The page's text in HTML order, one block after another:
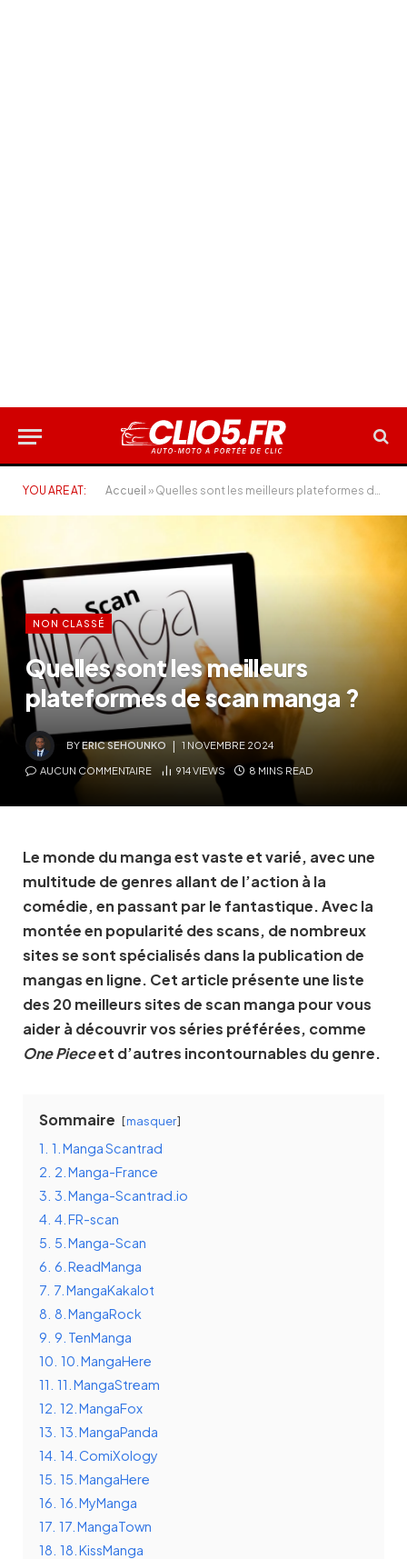
YOU ARE AT: Accueil » Quelles sont les meilleurs plateformes de scan manga ?
NON CLASSÉ
Quelles sont les meilleurs
plateformes de scan manga ?
BYERIC SEHOUNKO 1 NOVEMBRE 2024
AUCUN COMMENTAIRE 914VIEWS 8 MINS READ
Le monde du manga est vaste et varié, avec une
multitude de genres allant de l’action à la
comédie, en passant par le fantastique. Avec la
montée en popularité des scans, de nombreux
sites se sont spécialisés dans la publication de
mangas en ligne. Cet article présente une liste
des 20 meilleurs sites de scan manga pour vous
aider à découvrir vos séries préférées, comme
One Pieceet d’autres incontournables du genre.
Sommaire masquer
1. 1. Manga Scantrad
2. 2. Manga-France
3. 3. Manga-Scantrad.io
4. 4. FR-scan
5. 5. Manga-Scan
6. 6. ReadManga
7. 7. MangaKakalot
8. 8. MangaRock
9. 9. TenManga
10. 10. MangaHere
11. 11. MangaStream
12. 12. MangaFox
13. 13. MangaPanda
14. 14. ComiXology
15. 15. MangaHere
16. 16. MyManga
17. 17. MangaTown
18. 18. KissManga